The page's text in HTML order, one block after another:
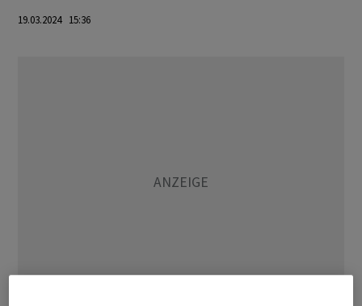
19.03.2024 15:36